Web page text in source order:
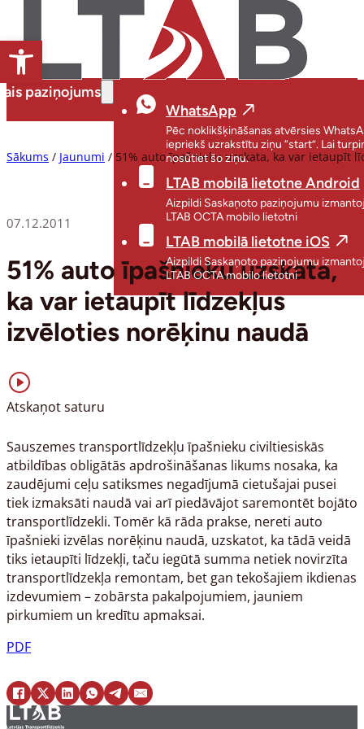
Open toolbar
paziņojums
WhatsApp
Pēc noklikšķināšanas atvērsies
iepriekš uzrakstītu ziņu “start”. Lai
nosūtiet šo ziņu.
LTAB mobilā lietotne Android
Aizpildi Saskaņoto paziņojumu
LTAB OCTA mobilo lietotni
LTAB mobilā lietotne iOS
Aizpildi Saskaņoto paziņojumu
LTAB OCTA mobilo lietotni
Sākums / Jaunumi / 51% auto īpašnieku uzskata, ka var ietaupīt
07.12.2011
51% auto īpašnieku uzskata,
ka var ietaupīt līdzekļus
izvēloties norēķinu naudā
Atskaņot saturu
Sauszemes transportlīdzekļu īpašnieku civiltiesiskās
atbildības obligātās apdrošināšanas likums nosaka, ka
zaudējumi ceļu satiksmes negadījumā cietušajai pusei
tiek izmaksāti naudā vai arī piedāvājot saremontēt bojāto
transportlīdzekli. Tomēr kā rāda prakse, nereti auto
īpašnieki izvēlas norēķinu naudā, uzskatot, ka tādā veidā
tiks ietaupīti līdzekļi, taču iegūtā summa netiek novirzīta
transportlīdzekļa remontam, bet gan tekošajiem ikdienas
izdevumiem – zobārsta pakalpojumiem, jauniem
pirkumiem un kredītu apmaksai.
PDF